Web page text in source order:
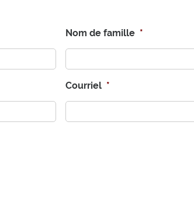
Nom de famille *
Courriel *